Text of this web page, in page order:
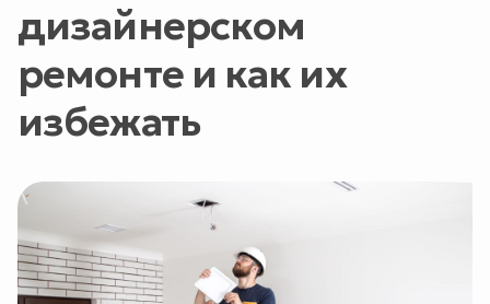
дизайнерском
ремонте и как их
избежать